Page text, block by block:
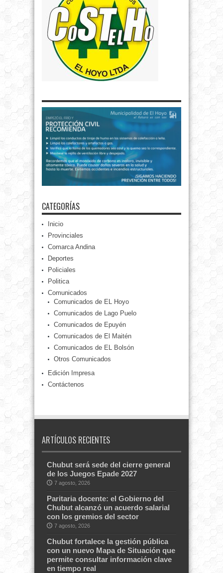
CATEGORÍAS
Inicio
Provinciales
Comarca Andina
Deportes
Policiales
Politica
Comunicados
Comunicados de EL Hoyo
Comunicados de Lago Puelo
Comunicados de Epuyén
Comunicados de El Maitén
Comunicados de EL Bolsón
Otros Comunicados
Edición Impresa
Contáctenos
ARTÍCULOS RECIENTES
Chubut será sede del cierre general
de los Juegos Epade 2027
7 agosto, 2026
Paritaria docente: el Gobierno del
Chubut alcanzó un acuerdo salarial
con los gremios del sector
7 agosto, 2026
Chubut fortalece la gestión pública
con un nuevo Mapa de Situación que
permite consultar información clave
en tiempo real